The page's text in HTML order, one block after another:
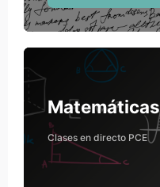
Andrea
Teacher
Rosa María
Course image
Course image
Course
Clases en directo PCE